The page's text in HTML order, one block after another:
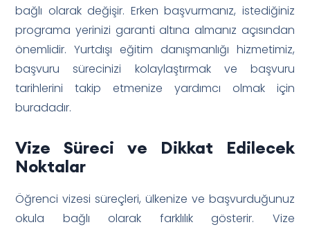
bağlı olarak değişir. Erken başvurmanız, istediğiniz
programa yerinizi garanti altına almanız açısından
önemlidir. Yurtdışı eğitim danışmanlığı hizmetimiz,
başvuru sürecinizi kolaylaştırmak ve başvuru
tarihlerini takip etmenize yardımcı olmak için
buradadır.
Vize Süreci ve Dikkat Edilecek
Noktalar
Öğrenci vizesi süreçleri, ülkenize ve başvurduğunuz
okula bağlı olarak farklılık gösterir. Vize